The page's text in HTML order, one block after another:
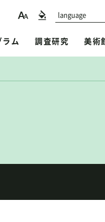
language
ム 調査研究 美術